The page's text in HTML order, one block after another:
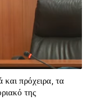
πρόχειρα, τα
της